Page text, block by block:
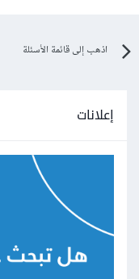
اذهب إلى قائمة الأسئلة
إعلانات